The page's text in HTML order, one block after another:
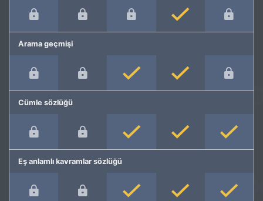
Arama geçmişi
Cümle sözlüğü
Eş anlamlı kavramlar sözlüğü